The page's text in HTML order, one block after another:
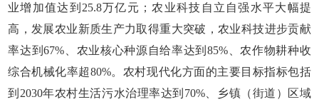
业增加值达到25.8万亿元；农业科技自立自强水平大幅提
高，发展农业新质生产力取得重大突破，农业科技进步贡献
率达到67%、农业核心种源自给率达到85%、农作物耕种收
综合机械化率超80%。农村现代化方面的主要目标指标包括
到2030年农村生活污水治理率达到70%、乡镇（街道）区域